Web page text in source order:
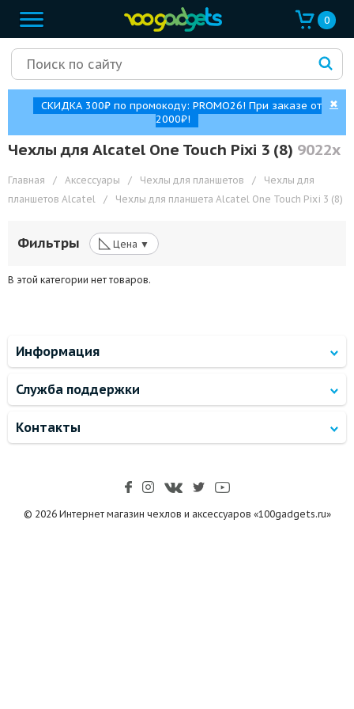
0
СКИДКА 300₽ по промокоду: PROMO26! При заказе от
2000₽!
✖
Чехлы для Alcatel One Touch Pixi 3 (8) 9022x
Главная / Аксессуары / Чехлы для планшетов /
Чехлы для
планшетов Alcatel
/ Чехлы для планшета Alcatel One Touch Pixi 3 (8)
Фильтры ◺ Цена ▼
В этой категории нет товаров.
Информация
Служба поддержки
Контакты
© 2026 Интернет магазин чехлов и аксессуаров «100gadgets.ru»